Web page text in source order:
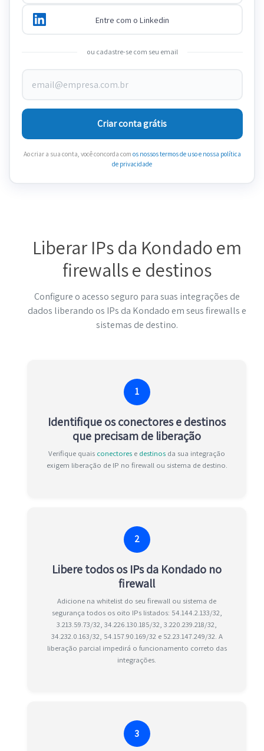
Entre com o Linkedin
ou cadastre-se com seu email
Criar conta grátis
Ao criar a sua conta, você concorda com os nossos termos de usoe nossa política
de privacidade
Liberar IPs da Kondado em
firewalls e destinos
Configure o acesso seguro para suas integrações de
dados liberando os IPs da Kondado em seus firewalls e
sistemas de destino.
1
Identifique os conectores e destinos
que precisam de liberação
Verifique quais conectores e destinos da sua integração
exigem liberação de IP no firewall ou sistema de destino.
2
Libere todos os IPs da Kondado no
firewall
Adicione na whitelist do seu firewall ou sistema de
segurança todos os oito IPs listados: 54.144.2.133/32,
3.213.59.73/32, 34.226.130.185/32, 3.220.239.218/32,
34.232.0.163/32, 54.157.90.169/32 e 52.23.147.249/32. A
liberação parcial impedirá o funcionamento correto das
integrações.
3